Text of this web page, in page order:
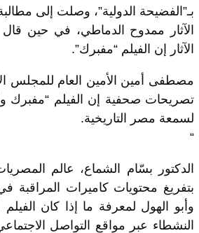
بـ”الفضيحة الدولية”، وصلت إلى
الآثار ممدوح الدماطي، في حين
الآثار إن الفيلم “مفبرك”.
مصطفى أمين الأمين العام للمجلس
تصريحات صحفية إن الفيلم “مفبرك
لسمعة مصر التاريخية.
“
الدكتور بسّام الشماع، عالم
بتفريغ محتويات كاميرات المراقبة
وأبو الهول لمعرفة ما إذا كان الفيلم
النشطاء عبر مواقع التواصل